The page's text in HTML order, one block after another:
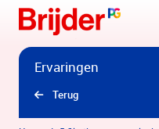
Overslaan en naar
Ervaringen
Terug